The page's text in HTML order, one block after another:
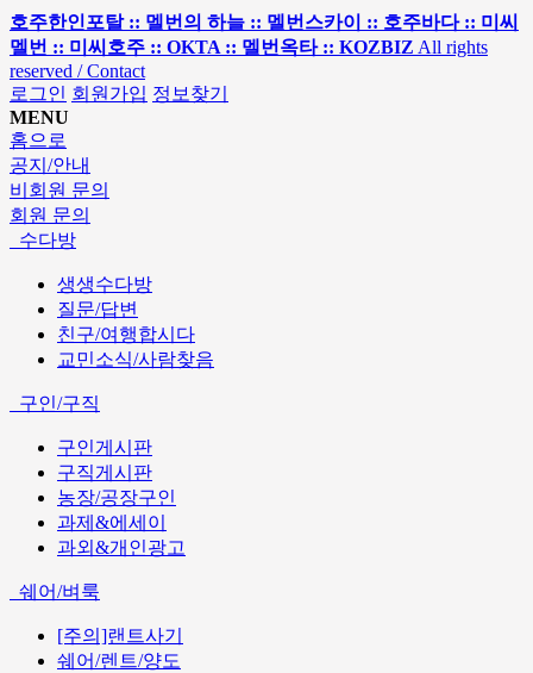
호주한인포탈 :: 멜번의 하늘 :: 멜번스카이 :: 호주바다 :: 미씨
멜번 :: 미씨호주 :: OKTA :: 멜번옥타 :: KOZBIZ All rights
reserved / Contact
로그인 회원가입 정보찾기
MENU
홈으로
공지/안내
비회원 문의
회원 문의
수다방
생생수다방
질문/답변
친구/여행합시다
교민소식/사람찾음
구인/구직
구인게시판
구직게시판
농장/공장구인
과제&에세이
과외&개인광고
쉐어/벼룩
[주의]랜트사기
쉐어/렌트/양도